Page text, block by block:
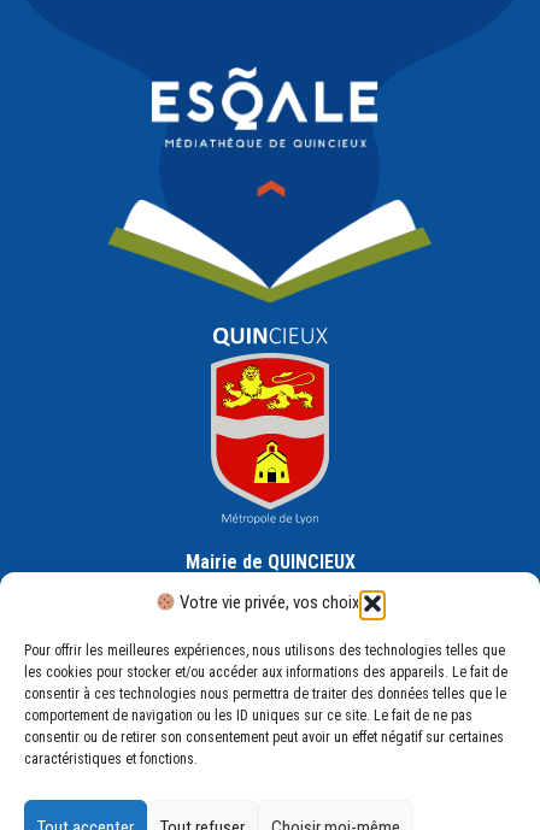
Votre vie privée, vos choix
Pour offrir les meilleures expériences, nous utilisons des technologies telles que
les cookies pour stocker et/ou accéder aux informations des appareils. Le fait de
consentir à ces technologies nous permettra de traiter des données telles que le
comportement de navigation ou les ID uniques sur ce site. Le fait de ne pas
consentir ou de retirer son consentement peut avoir un effet négatif sur certaines
caractéristiques et fonctions.
Mairie de QUINCIEUX
30 Rue de la République, 69650 Quincieux
Mentions légales